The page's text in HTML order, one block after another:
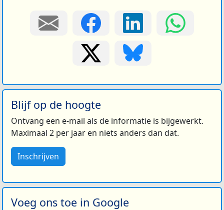
Blijf op de hoogte
Ontvang een e-mail als de informatie is bijgewerkt.
Maximaal 2 per jaar en niets anders dan dat.
Inschrijven
Voeg ons toe in Google